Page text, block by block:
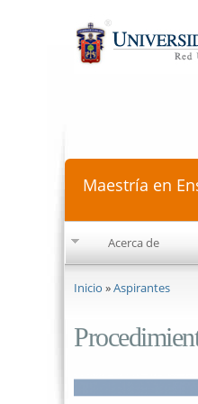
Maestría en
Acerca de
Inicio »Aspirantes